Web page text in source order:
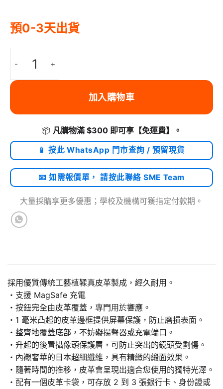
預0-3天出貨
加入購物車
📦 凡購物滿 $300 即可享 【免運費】 。
📱 按此 WhatsApp 門市查詢 / 預留現貨
📧 如需報價單， 請按此聯絡 SME Team
大量採購享更多優惠；學校及機構可獲指定付款期。
採用優質傳統工藝植鞣真皮革製成，經久耐用。
・支援 MagSafe 充電
・按鈕完全由皮革覆蓋，專門用於響應。
・1 毫米凸起的皮革邊框提供屏幕保護，防止磨損表面。
・整齊地覆蓋底部，不妨礙揚聲器或充電端口。
・升起的後置攝像頭保護層，可防止突出的鏡頭受劃傷。
・內襯奢華的日本超細纖維，具有精緻的緞面效果。
・隨著時間的推移，皮革會呈現出適合您使用的獨特光澤。
・配有一個皮革卡袋，可存放 2 到 3 張銀行卡、身份證或